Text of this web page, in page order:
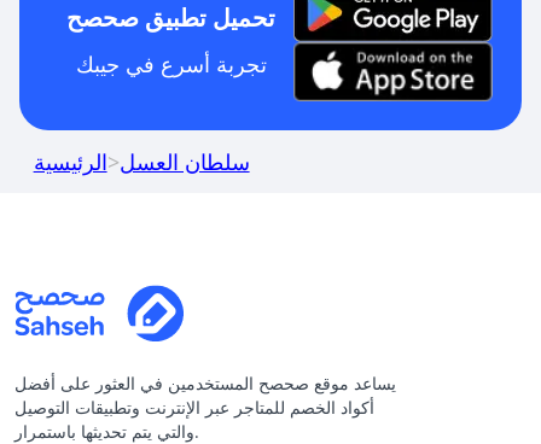
تحميل تطبيق صحصح
تجربة أسرع في جيبك
الرئيسية>سلطان العسل
يساعد موقع صحصح المستخدمين في العثور على أفضل
أكواد الخصم للمتاجر عبر الإنترنت وتطبيقات التوصيل
والتي يتم تحديثها باستمرار.